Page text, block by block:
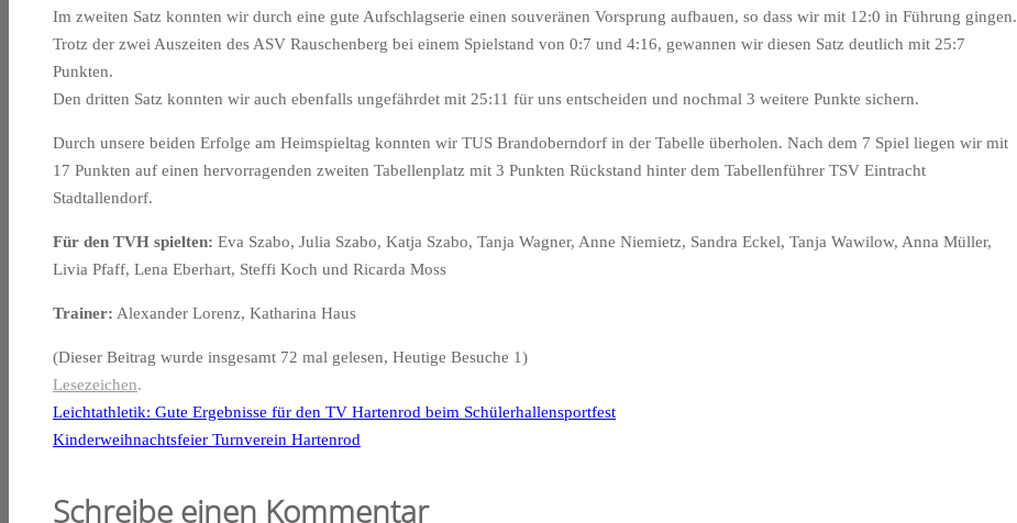
Im zweiten Satz konnten wir durch eine gute Aufschlagserie einen souveränen Vorsprung aufbauen, so dass wir mit 12:0 in Führung gingen.
Trotz der zwei Auszeiten des ASV Rauschenberg bei einem Spielstand von 0:7 und 4:16, gewannen wir diesen Satz deutlich mit 25:7
Punkten.
Den dritten Satz konnten wir auch ebenfalls ungefährdet mit 25:11 für uns entscheiden und nochmal 3 weitere Punkte sichern.
Durch unsere beiden Erfolge am Heimspieltag konnten wir TUS Brandoberndorf in der Tabelle überholen. Nach dem 7 Spiel liegen wir mit
17 Punkten auf einen hervorragenden zweiten Tabellenplatz mit 3 Punkten Rückstand hinter dem Tabellenführer TSV Eintracht
Stadtallendorf.
Für den TVH spielten: Eva Szabo, Julia Szabo, Katja Szabo, Tanja Wagner, Anne Niemietz, Sandra Eckel, Tanja Wawilow, Anna Müller,
Livia Pfaff, Lena Eberhart, Steffi Koch und Ricarda Moss
Trainer: Alexander Lorenz, Katharina Haus
(Dieser Beitrag wurde insgesamt 72 mal gelesen, Heutige Besuche 1)
Lesezeichen.
Leichtathletik: Gute Ergebnisse für den TV Hartenrod beim Schülerhallensportfest
Kinderweihnachtsfeier Turnverein Hartenrod
Schreibe einen Kommentar